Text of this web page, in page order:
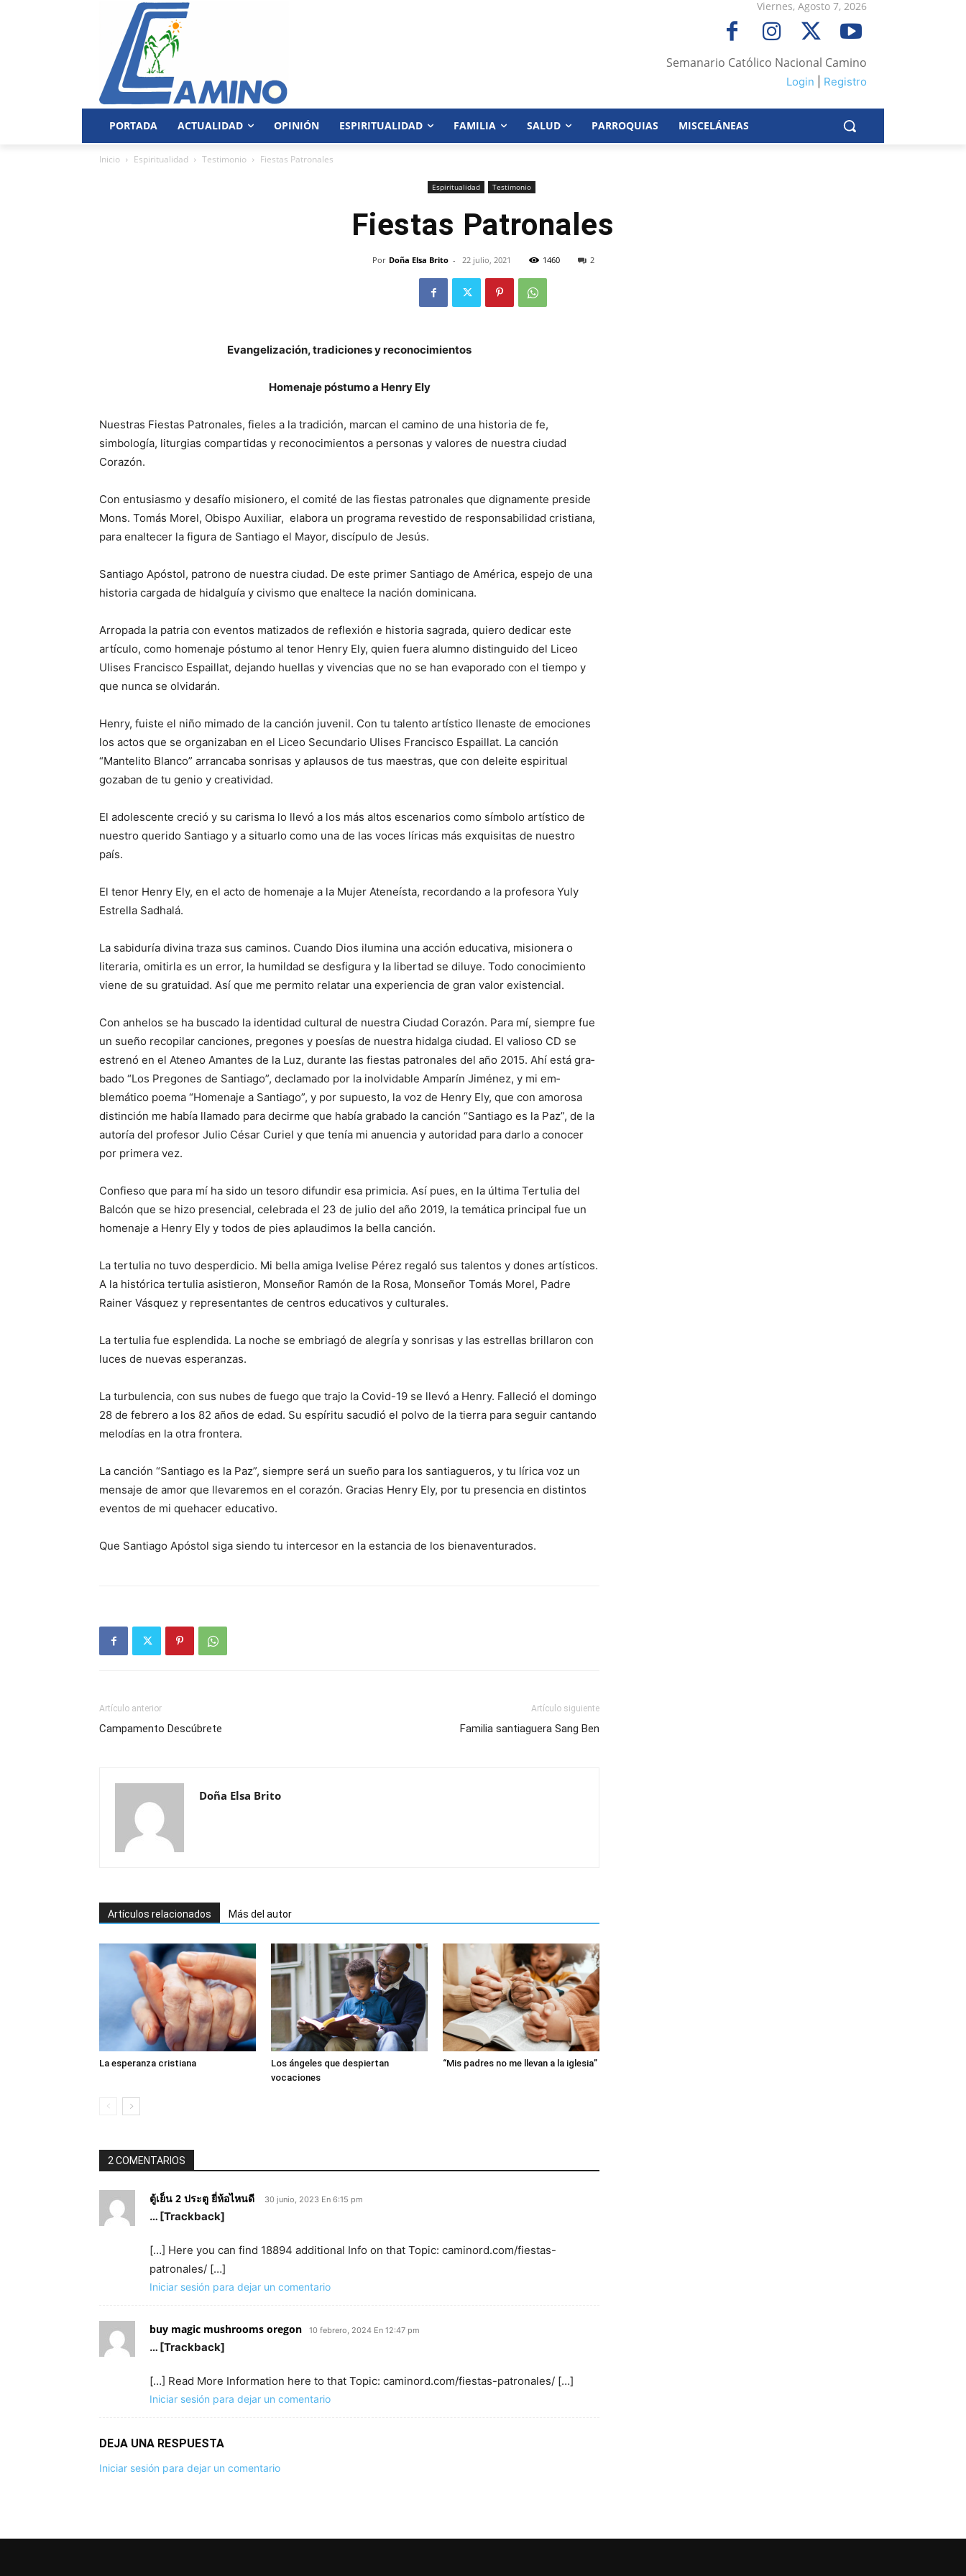
Viernes, Agosto 7, 2026
Semanario Católico Nacional Camino
Login Registro
PORTADA ACTUALIDAD OPINIÓN ESPIRITUALIDAD FAMILIA SALUD PARROQUIAS MISCELÁNEAS
Inicio Espiritualidad Testimonio Fiestas Patronales
Espiritualidad Testimonio
Fiestas Patronales
Por Doña Elsa Brito - 22 julio, 2021 1460 2
Evangelización, tradiciones y reconocimientos
Homenaje póstumo a Henry Ely
Nuestras Fiestas Patronales, fieles a la tradición, marcan el camino de una historia de fe,
simbología, liturgias compartidas y reconocimientos a personas y valores de nuestra ciudad
Corazón.
Con entusiasmo y desafío misionero, el comité de las fiestas pa­tronales que dignamen­te preside
Mons. Tomás Morel, Obispo Auxiliar, elabora un programa revestido de responsabilidad cristiana,
para enaltecer la figura de Santiago el Mayor, discípulo de Jesús.
Santiago Apóstol, patrono de nuestra ciudad. De este primer Santiago de América, espejo de una
historia cargada de hidalguía y civismo que enaltece la nación dominicana.
Arropada la patria con eventos matizados de reflexión e historia sagrada, quiero dedicar este
artículo, como ho­menaje póstumo al tenor Henry Ely, quien fuera alumno distinguido del Liceo
Ulises Francisco Espaillat, de­jando huellas y vivencias que no se han eva­porado con el tiempo y
que nunca se olvidarán.
Henry, fuiste el niño mimado de la canción juvenil. Con tu talento artístico llenaste de emociones
los actos que se organizaban en el Liceo Secundario Ulises Francisco Espaillat. La canción
“Mantelito Blanco” arrancaba sonrisas y aplausos de tus maestras, que con de­leite espiritual
gozaban de tu genio y creatividad.
El adolescente creció y su carisma lo llevó a los más altos escenarios como símbolo ar­tístico de
nuestro querido Santiago y a situarlo como una de las voces líricas más exquisitas de nuestro
país.
El tenor Henry Ely, en el acto de homenaje a la Mujer Ateneísta, re­cordando a la profesora Yuly
Estrella Sadhalá.
La sabiduría divina traza sus caminos. Cuando Dios ilumina una acción educativa, misionera o
literaria, omitirla es un error, la humildad se desfigura y la libertad se diluye. Todo conocimiento
vie­ne de su gratuidad. Así que me permito relatar una experiencia de gran valor existencial.
Con anhelos se ha buscado la identidad cultural de nuestra Ciudad Corazón. Para mí, siempre fue
un sueño recopilar canciones, pregones y poesías de nuestra hidalga ciudad. El valioso CD se
estrenó en el Ateneo Aman­tes de la Luz, durante las fiestas patronales del año 2015. Ahí está gra­
bado “Los Pregones de Santiago”, declamado por la inolvidable Amparín Jiménez, y mi em­
blemático poema “Homenaje a Santiago”, y por supuesto, la voz de Henry Ely, que con amorosa
distinción me había llamado para decirme que había grabado la canción “Santiago es la Paz”, de la
autoría del profesor Julio César Curiel y que tenía mi anuencia y autoridad para darlo a conocer
por primera vez.
Confieso que para mí ha sido un tesoro difundir esa primicia. Así pues, en la última Ter­tulia del
Balcón que se hizo presencial, celebrada el 23 de julio del año 2019, la temática principal fue un
homenaje a Henry Ely y todos de pies aplaudimos la bella canción.
La tertulia no tuvo desperdicio. Mi bella amiga Ivelise Pérez re­galó sus talentos y dones artísticos.
A la histórica tertulia asistieron, Monseñor Ramón de la Rosa, Monseñor Tomás Morel, Padre
Rainer Vásquez y representan­tes de centros educativos y culturales.
La tertulia fue es­plendida. La noche se embriagó de alegría y sonrisas y las estrellas brillaron con
luces de nuevas esperanzas.
La turbulencia, con sus nubes de fuego que trajo la Covid-19 se llevó a Henry. Falleció el domingo
28 de fe­brero a los 82 años de edad. Su espíritu sacu­dió el polvo de la tierra para seguir cantando
melodías en la otra frontera.
La canción “Santiago es la Paz”, siempre será un sueño para los santiagueros, y tu lírica voz un
mensaje de amor que llevaremos en el corazón. Gracias Henry Ely, por tu presencia en distintos
eventos de mi quehacer educativo.
Que Santiago Apóstol siga siendo tu intercesor en la estancia de los bienaventurados.
Artículo anterior
Campamento Descúbrete
Artículo siguiente
Familia santiaguera Sang Ben
Doña Elsa Brito
Artículos relacionados Más del autor
La esperanza cristiana
Los ángeles que despiertan
vocaciones
“Mis padres no me llevan a la iglesia”
2 COMENTARIOS
ตู้เย็น 2 ประตู ยี่ห้อไหนดี 30 junio, 2023 En 6:15 pm
… [Trackback]
[…] Here you can find 18894 additional Info on that Topic: caminord.com/fiestas-
patronales/ […]
Iniciar sesión para dejar un comentario
buy magic mushrooms oregon​ 10 febrero, 2024 En 12:47 pm
… [Trackback]
[…] Read More Information here to that Topic: caminord.com/fiestas-patronales/ […]
Iniciar sesión para dejar un comentario
DEJA UNA RESPUESTA
Iniciar sesión para dejar un comentario